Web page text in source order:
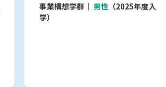
事業構想学群 男性 （2025年度入
学）